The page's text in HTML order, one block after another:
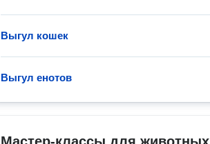
Выгул кошек
Выгул енотов